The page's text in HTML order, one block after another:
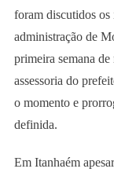
foram discutidos os
administração de
primeira semana
assessoria do
o momento e
definida.
Em Itanhaém